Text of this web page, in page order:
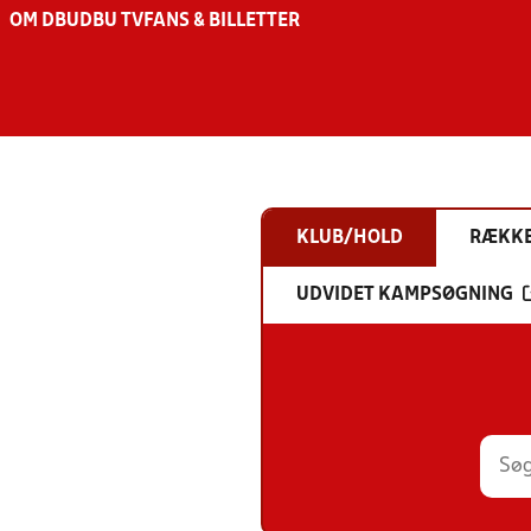
OM DBU DBU TV FANS & BILLETTER
KLUB/HOLD
UDVIDET KAMPSØGNING